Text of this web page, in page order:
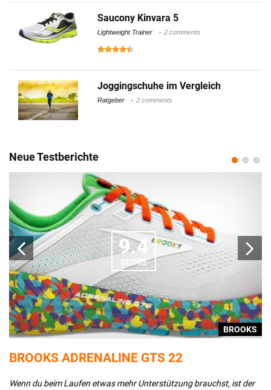
Saucony Kinvara 5
Lightweight Trainer 2 comments
Joggingschuhe im Vergleich
Ratgeber 2 comments
Neue Testberichte
9.4
SCORE
BROOKS
BROOKS ADRENALINE GTS 22
Wenn du beim Laufen etwas mehr Unterstützung brauchst, ist der